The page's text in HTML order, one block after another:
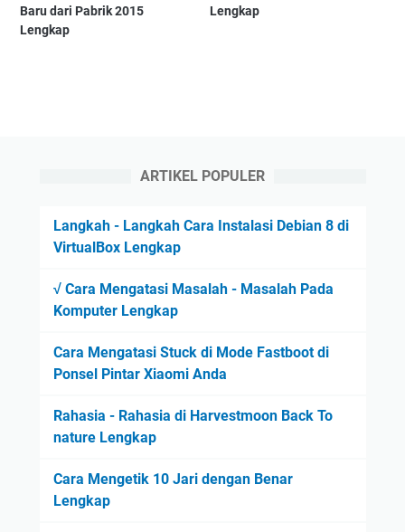
Baru dari Pabrik 2015
Lengkap
Lengkap
ARTIKEL POPULER
Langkah - Langkah Cara Instalasi Debian 8 di
VirtualBox Lengkap
√ Cara Mengatasi Masalah - Masalah Pada
Komputer Lengkap
Cara Mengatasi Stuck di Mode Fastboot di
Ponsel Pintar Xiaomi Anda
Rahasia - Rahasia di Harvestmoon Back To
nature Lengkap
Cara Mengetik 10 Jari dengan Benar
Lengkap